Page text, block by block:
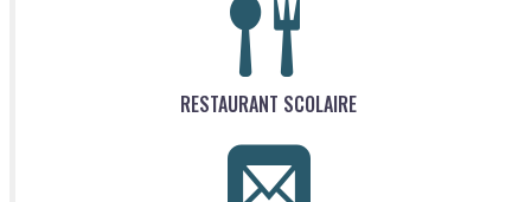
RESTAURANT SCOLAIRE